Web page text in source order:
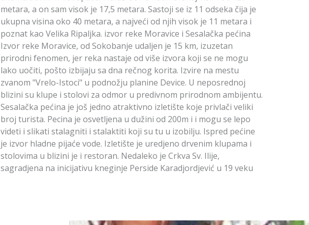
metara, a on sam visok je 17,5 metara. Sastoji se iz 11 odseka čija je
ukupna visina oko 40 metara, a najveći od njih visok je 11 metara i
poznat kao Velika Ripaljka. izvor reke Moravice i Sesalačka pećina
Izvor reke Moravice, od Sokobanje udaljen je 15 km, izuzetan
prirodni fenomen, jer reka nastaje od više izvora koji se ne mogu
lako uočiti, pošto izbijaju sa dna rečnog korita. Izvire na mestu
zvanom "Vrelo-Istoci" u podnožju planine Device. U neposrednoj
blizini su klupe i stolovi za odmor u predivnom prirodnom ambijentu.
Sesalačka pećina je još jedno atraktivno izletište koje privlači veliki
broj turista. Pecina je osvetljena u dužini od 200m i i mogu se lepo
videti i slikati stalagniti i stalaktiti koji su tu u izobilju. Ispred pećine
je izvor hladne pijaće vode. Izletište je uredjeno drvenim klupama i
stolovima u blizini je i restoran. Nedaleko je Crkva Sv. Ilije,
sagradjena na inicijativu kneginje Perside Karadjordjević u 19 veku